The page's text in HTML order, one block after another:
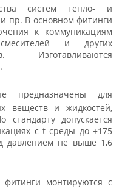
систем тепло- и
пр. В основном фитинги
к коммуникациям
и других
Изготавливаются
предназначены для
веществ и жидкостей,
допускается
с t среды до +175
давлением не выше 1,6
монтируются с